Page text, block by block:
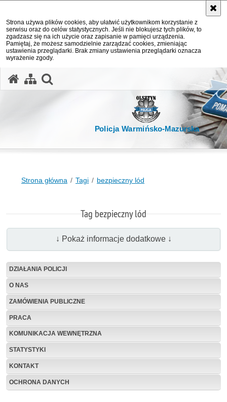
Strona używa plików cookies, aby ułatwić użytkownikom korzystanie z
serwisu oraz do celów statystycznych. Jeśli nie blokujesz tych plików, to
zgadzasz się na ich użycie oraz zapisanie w pamięci urządzenia.
Pamiętaj, że możesz samodzielnie zarządzać cookies, zmieniając
ustawienia przeglądarki. Brak zmiany ustawienia przeglądarki oznacza
wyrażenie zgody.
Policja Warmińsko-Mazurska
Strona główna Tagi bezpieczny lód
Tag bezpieczny lód
↓ Pokaż informacje dodatkowe ↓
DZIAŁANIA POLICJI
O NAS
ZAMÓWIENIA PUBLICZNE
PRACA
KOMUNIKACJA WEWNĘTRZNA
STATYSTYKI
KONTAKT
OCHRONA DANYCH